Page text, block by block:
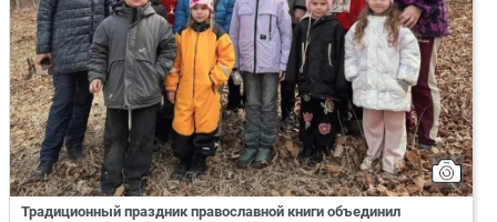
Традиционный праздник православной книги объединил